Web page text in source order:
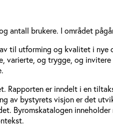
antall brukere. I området
til utforming og kvalitet i nye
og trygge, og
er inndelt i en
av bystyrets visjon er det
Byromskatalogen